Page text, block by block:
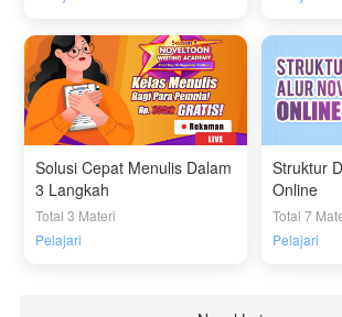
Solusi Cepat Menulis Dalam
3 Langkah
Total 3 Materi
Pelajari
Struktur
Online
Total 7
Pelajari